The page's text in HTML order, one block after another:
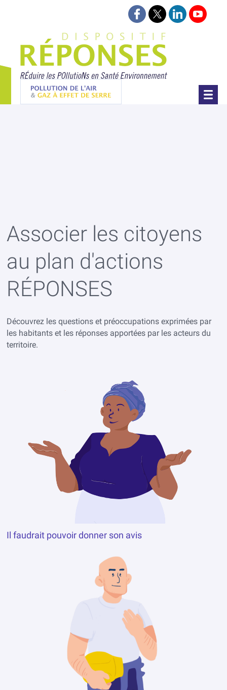
Pollution de l'air & gaz à effet de serre
Suivez-nous sur
Suivez-nous sur
Retrouvez-
Associer les citoyens
au plan d'actions
RÉPONSES
Découvrez les questions et préoccupations exprimées par
les habitants et les réponses apportées par les acteurs du
territoire.
Il faudrait pouvoir donner son avis